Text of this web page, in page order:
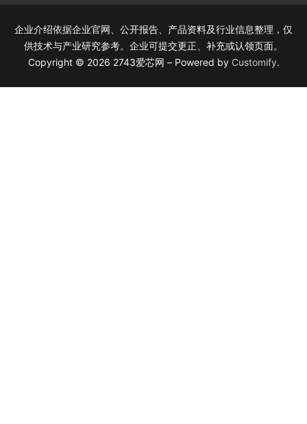
企业介绍依据企业官网、公开报告、产品资料及行业信息整理，仅
供技术与产业研究参考。企业可提交更正、补充或认领页面。
Copyright © 2026 2743爱芯网 – Powered by Customify.